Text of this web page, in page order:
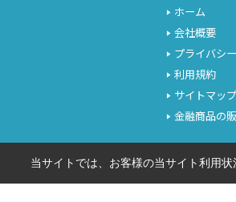
ホーム
会社概要
プライバシ
利用規約
サイトマップ
金融商品の
当サイトでは、お客様の当サイト利用